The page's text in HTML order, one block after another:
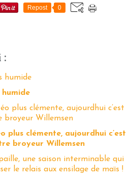
Repost 0
:
plus clémente, aujourdhui c’est
broyeur Willemsen